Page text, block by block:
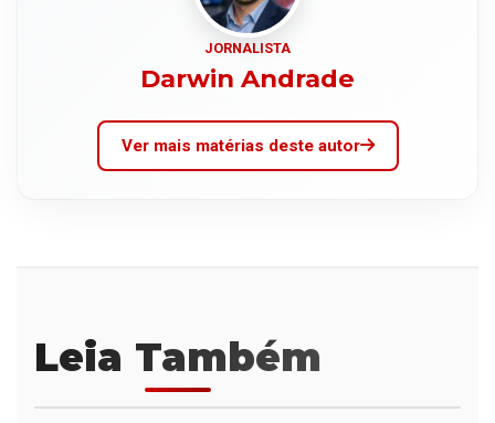
JORNALISTA
Darwin Andrade
Ver mais matérias deste autor
Leia Também